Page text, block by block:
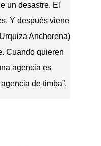
un desastre. El
Y después viene
Anchorena)
Cuando quieren
agencia es
de timba”.